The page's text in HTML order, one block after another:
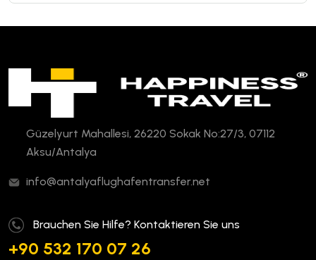
Güzelyurt Mahallesi, 26220 Sokak No:27/3, 07112
Aksu/Antalya
info@antalyaflughafentransfer.net
Brauchen Sie Hilfe? Kontaktieren Sie uns
+90 532 170 07 26